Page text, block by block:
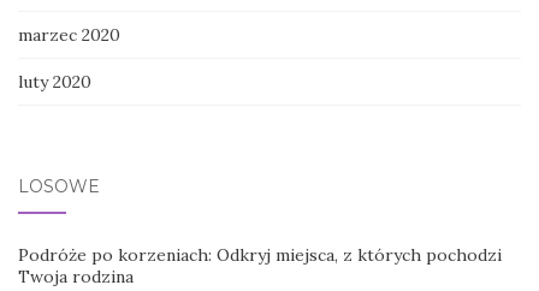
marzec 2020
luty 2020
LOSOWE
Podróże po korzeniach: Odkryj miejsca, z których pochodzi
Twoja rodzina